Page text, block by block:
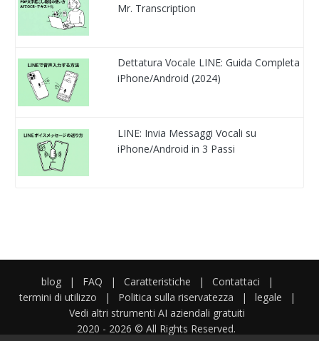
Mr. Transcription
Dettatura Vocale LINE: Guida Completa
iPhone/Android (2024)
LINE: Invia Messaggi Vocali su
iPhone/Android in 3 Passi
blog | FAQ | Caratteristiche | Contattaci
|
termini di utilizzo
| Politica sulla riservatezza | legale
|
Vedi altri strumenti AI aziendali gratuiti
2020 - 2026 © All Rights Reserved.